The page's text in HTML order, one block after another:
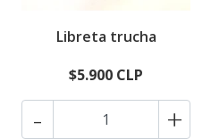
Libreta trucha
$5.900 CLP
- +